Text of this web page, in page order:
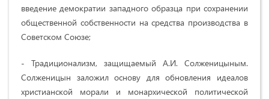
введение демократии западного образца при сохранении
общественной собственности на средства производства в
Советском Союзе;
- Традиционализм, защищаемый А.И. Солженицыным.
Солженицын заложил основу для обновления идеалов
христианской морали и монархической политической